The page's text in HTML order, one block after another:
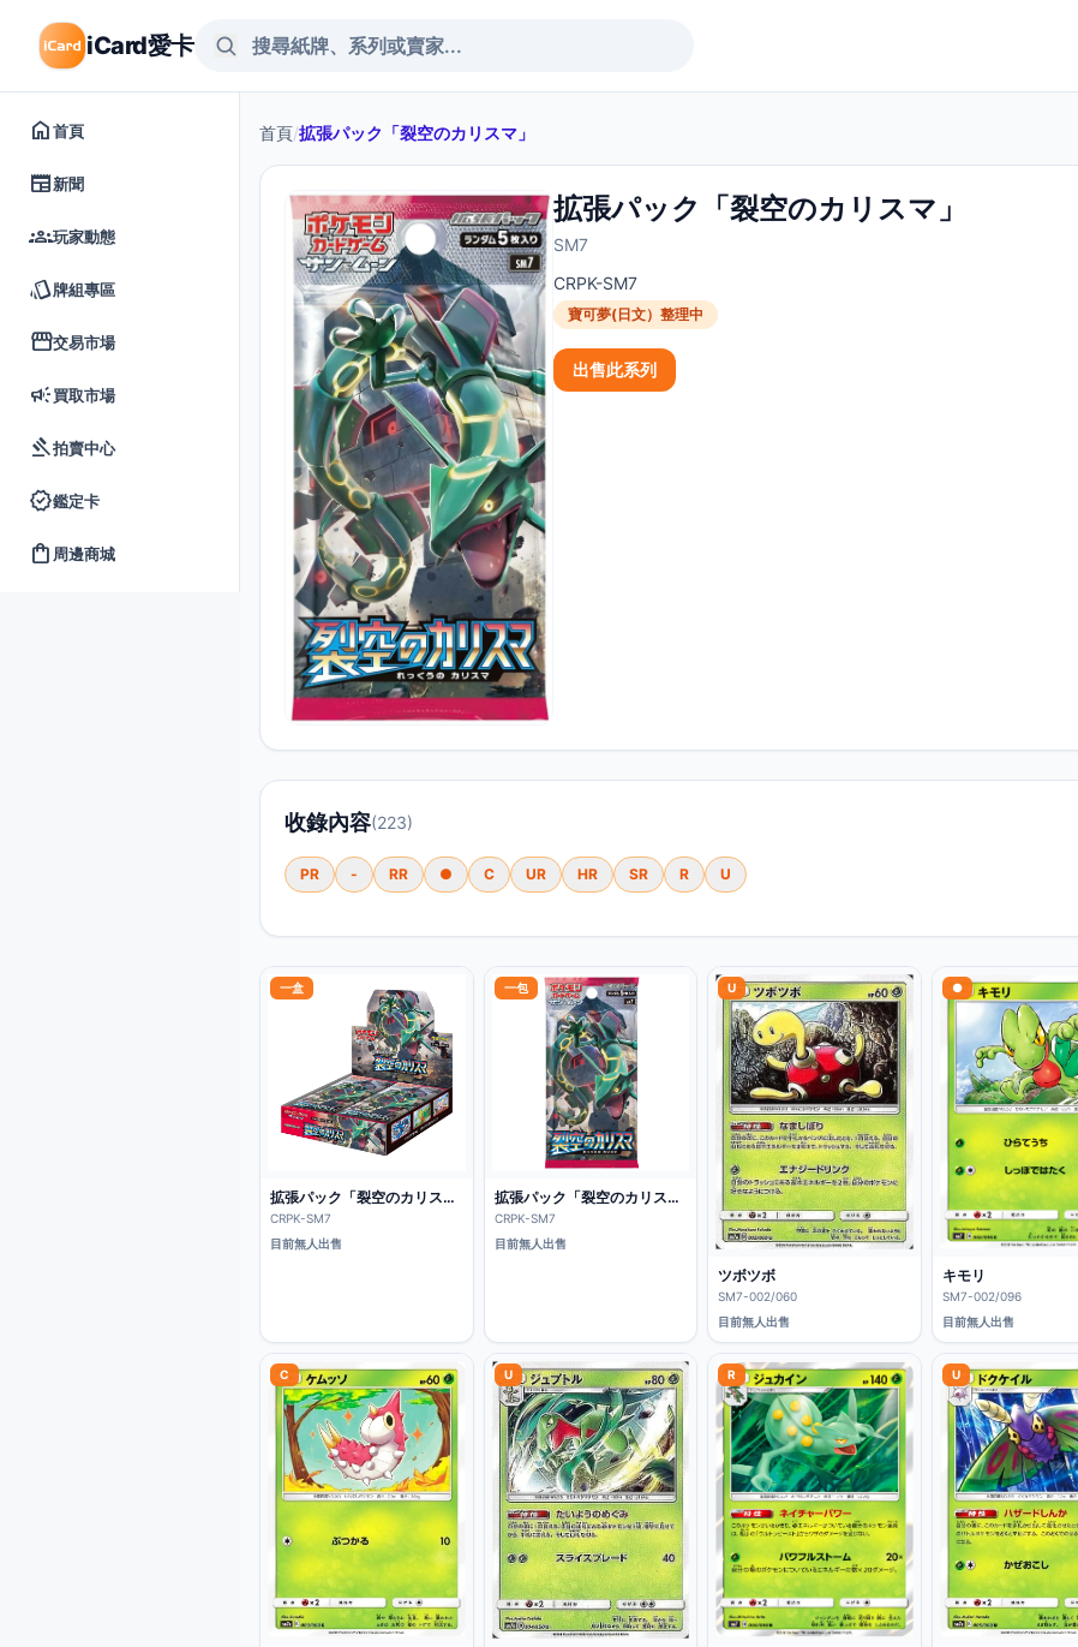
iCard愛卡
home首頁
newspaper新聞
groups玩家動態
style牌組專區
storefront交易市場
campaign買取市場
gavel拍賣中心
verified鑑定卡
shopping_bag 周邊商城
首頁/拡張パック「裂空のカリスマ」
拡張パック「裂空のカリスマ」
SM7
CRPK-SM7
寶可夢(日文）整理中
出售此系列
收錄內容(223)
PR - RR ● C UR HR SR R U
一盒
拡張パック「裂空のカリスマ」一盒
CRPK-SM7
目前無人出售
一包
拡張パック「裂空のカリスマ」一包
CRPK-SM7
目前無人出售
U
ツボツボ
SM7-002/060
目前無人出售
●
キモリ
SM7-002/096
目前無人出售
C U R U